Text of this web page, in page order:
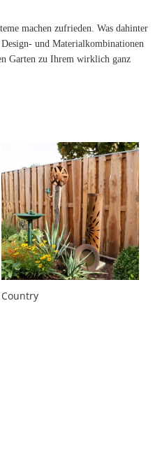
machen zufrieden. Was dahinter
und Materialkombinationen
Garten zu Ihrem wirklich ganz
Country